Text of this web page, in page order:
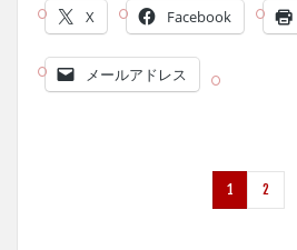
X Facebook
メールアドレス
1 2